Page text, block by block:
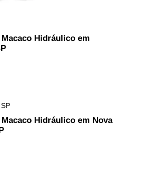
Hidráulico em
SP
Hidráulico em Nova